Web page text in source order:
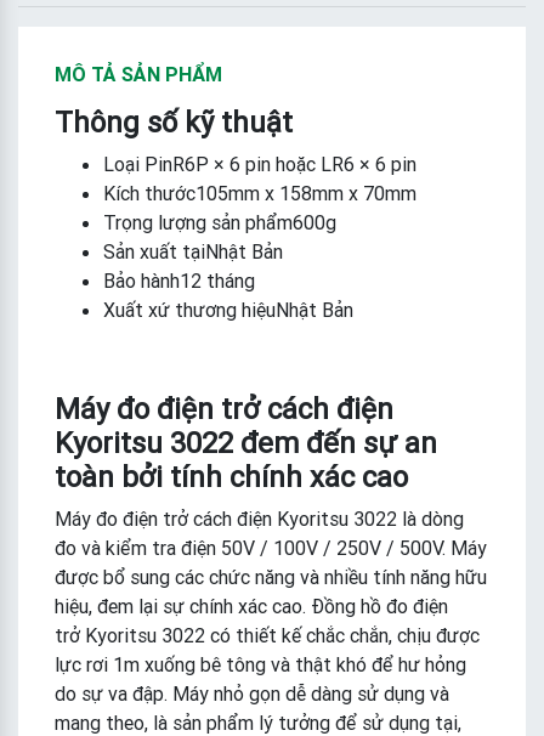
MÔ TẢ SẢN PHẨM
Thông số kỹ thuật
Loại PinR6P × 6 pin hoặc LR6 × 6 pin
Kích thước105mm x 158mm x 70mm
Trọng lượng sản phẩm600g
Sản xuất tạiNhật Bản
Bảo hành12 tháng
Xuất xứ thương hiệuNhật Bản
Máy đo điện trở cách điện
Kyoritsu 3022 đem đến sự an
toàn bởi tính chính xác cao
Máy đo điện trở cách điện Kyoritsu 3022 là dòng
đo và kiểm tra điện 50V / 100V / 250V / 500V. Máy
được bổ sung các chức năng và nhiều tính năng hữu
hiệu, đem lại sự chính xác cao. Đồng hồ đo điện
trở Kyoritsu 3022 có thiết kế chắc chắn, chịu được
lực rơi 1m xuống bê tông và thật khó để hư hỏng
do sự va đập. Máy nhỏ gọn dễ dàng sử dụng và
mang theo, là sản phẩm lý tưởng để sử dụng tại,